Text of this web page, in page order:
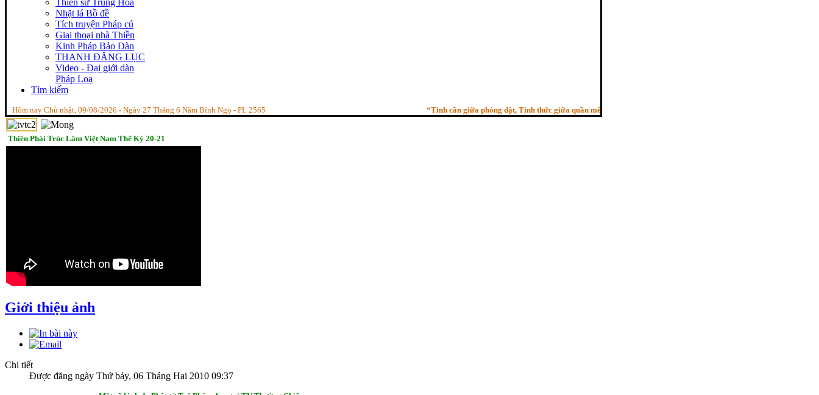
Thiền sư Trung Hoa
Nhặt lá Bồ đề
Tích truyện Pháp cú
Giai thoại nhà Thiền
Kinh Pháp Bảo Đàn
THANH ĐĂNG LỤC
Video - Đại giới dàn
Pháp Loa
Tìm kiếm
Hôm nay Chủ nhật, 09/08/2026 - Ngày 27 Tháng 6 Năm Bính Ngọ - PL 2565 “Tinh cần giữa phóng dật, Tỉnh thức giữa quần mê, Người trí như ngựa phi, Bỏ sau con ngựa hèn”. - (Pháp cú kệ 29,
Thiền Phái Trúc Lâm Việt Nam Thế Kỷ 20-21
Giới thiệu ảnh
Chi tiết
Được đăng ngày Thứ bảy, 06 Tháng Hai 2010 09:37